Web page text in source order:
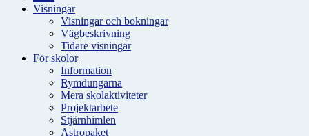
Visningar
Visningar och bokningar
Vägbeskrivning
Tidare visningar
För skolor
Information
Rymdungarna
Mera skolaktiviteter
Projektarbete
Stjärnhimlen
Astropaket